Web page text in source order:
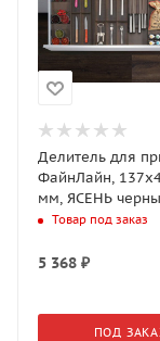
Делитель для
ФайнЛайн,
мм, ЯСЕНЬ
(0092050368)
Товар под заказ
5 368 ₽
ПОД